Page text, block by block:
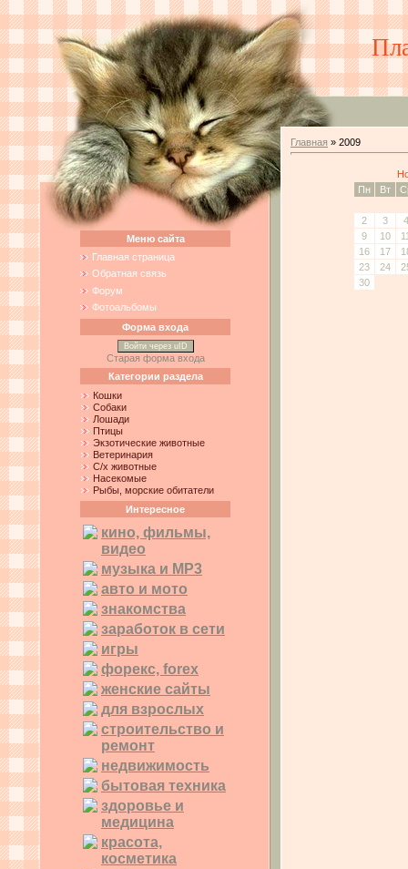
Меню сайта
Главная страница
Обратная связь
Форум
Фотоальбомы
Форма входа
Войти через uID
Старая форма входа
Категории раздела
Кошки
Собаки
Лошади
Птицы
Экзотические животные
Ветеринария
С/х животные
Насекомые
Рыбы, морские обитатели
Интересное
кино, фильмы,
видео
музыка и MP3
авто и мото
знакомства
заработок в сети
игры
форекс, forex
женские сайты
для взрослых
строительство и
ремонт
недвижимость
бытовая техника
здоровье и
медицина
красота,
косметика
Главная » 2009
Пн
Вт
2 3
4
9
10
16
17
23
24
30